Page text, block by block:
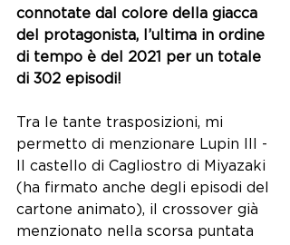
connotate dal colore della giacca
del protagonista, l’ultima in ordine
di tempo è del 2021 per un totale
di 302 episodi!
Tra le tante trasposizioni, mi
permetto di menzionare Lupin III -
Il castello di Cagliostro di Miyazaki
(ha firmato anche degli episodi del
cartone animato), il crossover già
menzionato nella scorsa puntata